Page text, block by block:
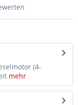
(4-
mehr